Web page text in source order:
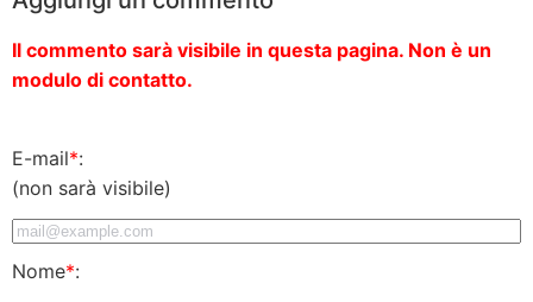
Il commento sarà visibile in questa pagina. Non è un
modulo di contatto.
E-mail*:
(non sarà visibile)
Nome*: